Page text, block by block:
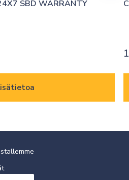
SBD WARRANTY